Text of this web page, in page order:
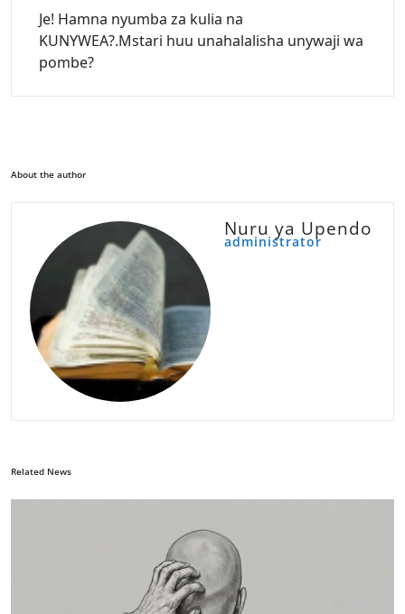
Je! Hamna nyumba za kulia na
KUNYWEA?.Mstari huu unahalalisha unywaji wa
pombe?
About the author
Nuru ya Upendo
administrator
Related News